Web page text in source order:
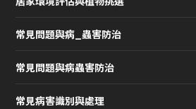
常見問題與病_蟲害防治
常見問題與病蟲害防治
常見病害識別與處理